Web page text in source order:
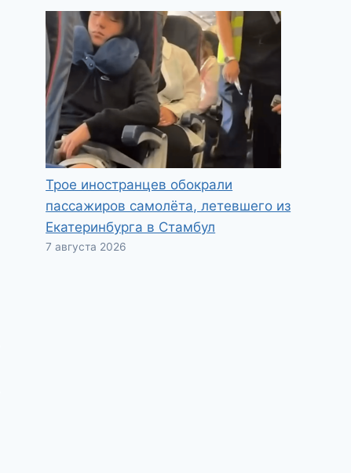
Трое иностранцев обокрали
пассажиров самолёта, летевшего из
Екатеринбурга в Стамбул
7 августа 2026